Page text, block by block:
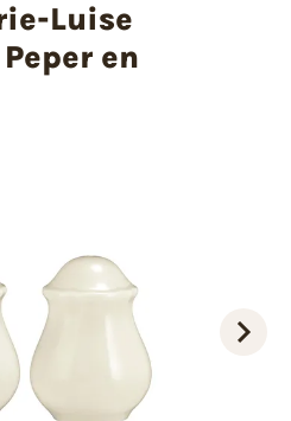
Luise
en